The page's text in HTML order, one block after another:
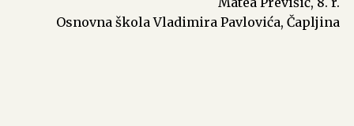
Osnovna škola Vladimira Pavlovića, Čapljina